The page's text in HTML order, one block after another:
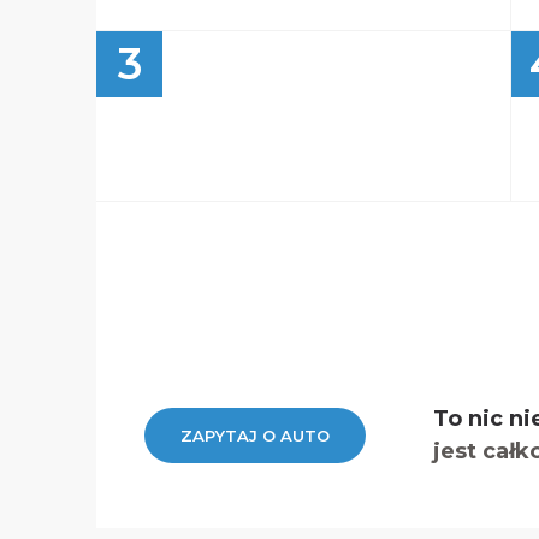
3
ZAPYTAJ O AUTO
To nic
jest